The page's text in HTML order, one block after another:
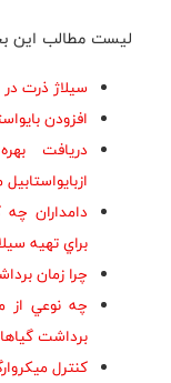
لیست مطالب این
سيلاژ ذرت
افزودن
دريافت
دامداران
براي تهيه
چرا زمان
چه نوعي از
برداشت
كنترل